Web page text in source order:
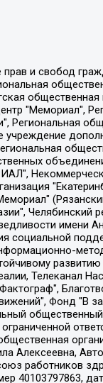
"Правозащитная группа "Гражданин.Армия.Право", Хисамова Регина Фаритовна, Автономная некоммерческая организация по реализации социально-правовых программ "Лилит", Дальневосточное общественное движение "Маяк", Санкт-Петербургская ЛГБТ-инициативная группа "Выход", Инициативная группа ЛГБТ+ "Реверс", Алексеев Андрей Викторович, Бекбулатова Таисия Львовна, Беляев Иван Михайлович, Владыкина Елена Сергеевна, Гельман Марат Александрович, Никульшина Вероника Юрьевна, Толоконникова Надежда Андреевна, Шендерович Виктор Анатольевич, Общество с ограниченной ответственностью "Данное сообщение", Общество с ограниченной ответственностью Издательский дом "Новая глава", Айнбиндер Александра Александровна, Московский комьюнити-центр для ЛГБТ+инициатив, Благотворительный фонд развития филантропии, Deutsche Welle (Германия, Kurt-Schumacher-Strasse 3, 53113 Bonn), Борзунова Мария Михайловна, Воробьев Виктор Викторович, Голубева Анна Львовна, Константинова Алла Михайловна, Малкова Ирина Владимировна, Мурадов Мурад Абдулгалимович, Осетинская Елизавета